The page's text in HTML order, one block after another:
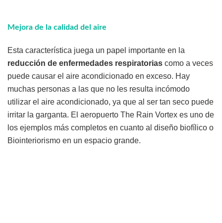
Mejora de la calidad del aire
Esta característica juega un papel importante en la
reducción de enfermedades respiratorias como a veces
puede causar el aire acondicionado en exceso. Hay
muchas personas a las que no les resulta incómodo
utilizar el aire acondicionado, ya que al ser tan seco puede
irritar la garganta. El aeropuerto The Rain Vortex es uno de
los ejemplos más completos en cuanto al diseño biofílico o
Biointeriorismo en un espacio grande.